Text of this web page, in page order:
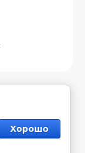
Хорошо